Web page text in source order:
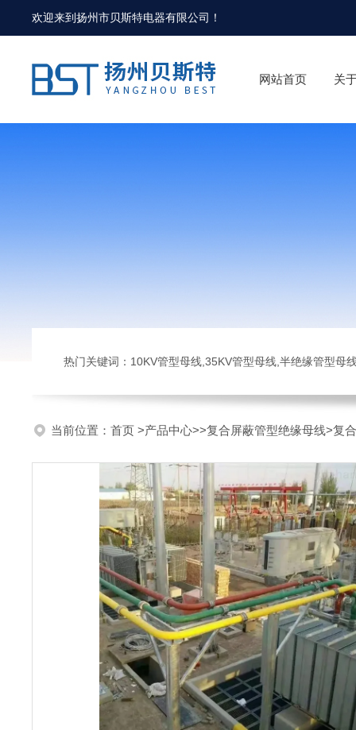
欢迎来到扬州市贝斯特电器有限公司 ！
网站首页 关
热门关键词：10KV管型母线,35KV管型母线,半绝缘管型母
当前位置： 首页 >产品中心>>复合屏蔽管型绝缘母线>复